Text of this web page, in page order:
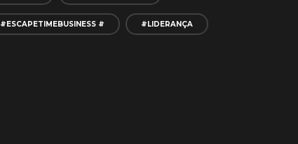
#ESCAPETIMEBUSINESS # #LIDERANÇA